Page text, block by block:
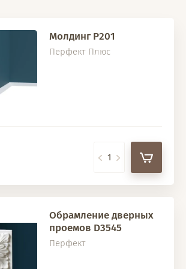
Молдинг P201
Перфект Плюс
Обрамление дверных
проемов D3545
Перфект